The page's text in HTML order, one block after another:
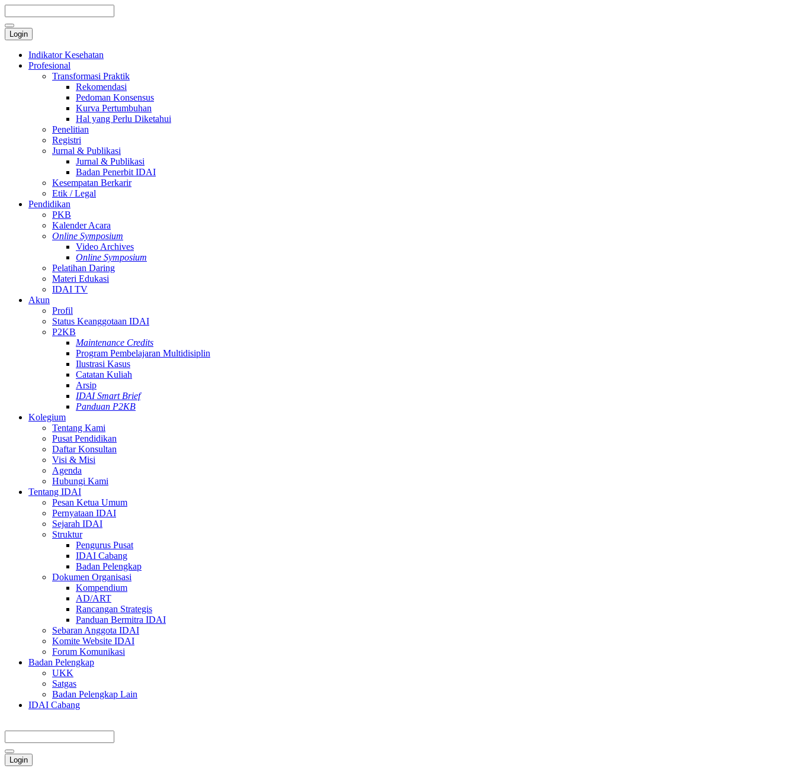
Login
Indikator Kesehatan
Profesional
Transformasi Praktik
Rekomendasi
Pedoman Konsensus
Kurva Pertumbuhan
Hal yang Perlu Diketahui
Penelitian
Registri
Jurnal & Publikasi
Jurnal & Publikasi
Badan Penerbit IDAI
Kesempatan Berkarir
Etik / Legal
Pendidikan
PKB
Kalender Acara
Online Symposium
Video Archives
Online Symposium
Pelatihan Daring
Materi Edukasi
IDAI TV
Akun
Profil
Status Keanggotaan IDAI
P2KB
Maintenance Credits
Program Pembelajaran Multidisiplin
Ilustrasi Kasus
Catatan Kuliah
Arsip
IDAI Smart Brief
Panduan P2KB
Kolegium
Tentang Kami
Pusat Pendidikan
Daftar Konsultan
Visi & Misi
Agenda
Hubungi Kami
Tentang IDAI
Pesan Ketua Umum
Pernyataan IDAI
Sejarah IDAI
Struktur
Pengurus Pusat
IDAI Cabang
Badan Pelengkap
Dokumen Organisasi
Kompendium
AD/ART
Rancangan Strategis
Panduan Bermitra IDAI
Sebaran Anggota IDAI
Komite Website IDAI
Forum Komunikasi
Badan Pelengkap
UKK
Satgas
Badan Pelengkap Lain
IDAI Cabang
Login